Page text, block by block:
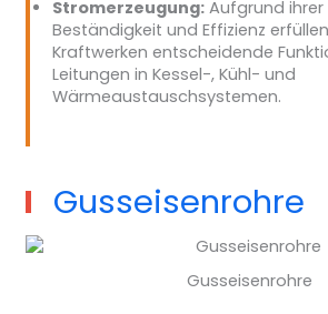
Stromerzeugung:Aufgrund ihrer
Beständigkeit und Effizienz
Kraftwerken entscheidende
Leitungen in Kessel-, Kühl- und
Wärmeaustauschsystemen.
Gusseisenrohre
Gusseisenrohre